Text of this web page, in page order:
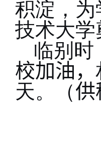
积淀，
技术大
临别时
校加油，
天。（供